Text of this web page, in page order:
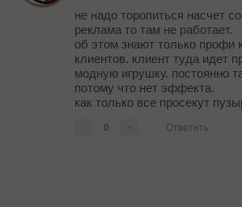
не надо торопиться насчет
реклама то там не работает.
об этом знают только профи
клиентов. клиент туда идет
модную игрушку. постоянно
потому что нет эффекта.
как только все просекут
0 Ответить